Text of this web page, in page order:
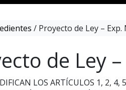
/ Proyecto de Ley – Exp.
de Ley
LOS ARTÍCULOS 1, 2, 4,